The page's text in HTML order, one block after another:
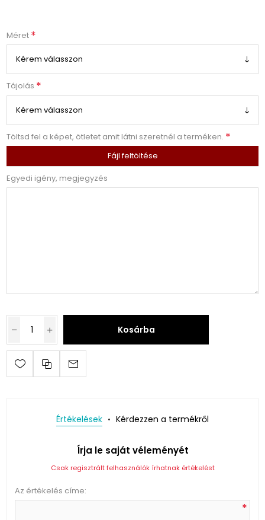
Méret *
Tájolás *
Töltsd fel a képet, ötletet amit látni szeretnél a terméken. *
Fájl feltöltése
Egyedi igény, megjegyzés
Kosárba
Értékelések Kérdezzen a termékről
Írja le saját véleményét
Csak regisztrált felhasználók írhatnak értékelést
Az értékelés címe:
*